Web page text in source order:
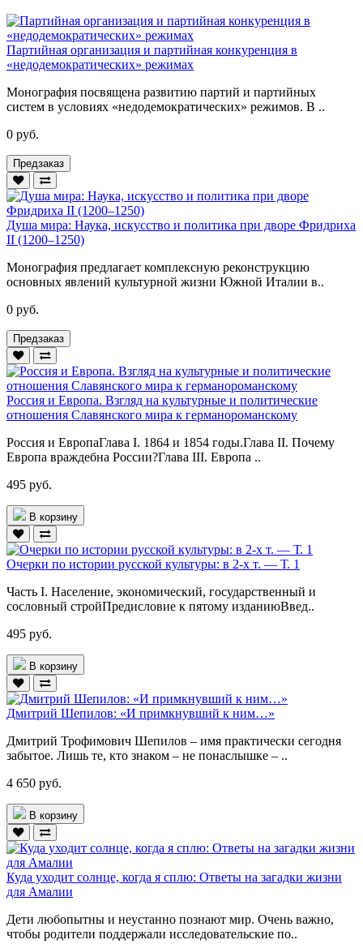
Партийная организация и партийная конкуренция в
«недодемократических» режимах
Монография посвящена развитию партий и партийных
систем в условиях «недодемократических» режимов. В ..
0 руб.
Предзаказ
Душа мира: Наука, искусство и политика при дворе Фридриха
II (1200–1250)
Монография предлагает комплексную реконструкцию
основных явлений культурной жизни Южной Италии в..
0 руб.
Предзаказ
Россия и Европа. Взгляд на культурные и политические
отношения Славянского мира к германороманскому
Россия и ЕвропаГлава I. 1864 и 1854 годы.Глава II. Почему
Европа враждебна России?Глава III. Европа ..
495 руб.
В корзину
Очерки по истории русской культуры: в 2-х т. — Т. 1
Часть I. Население, экономический, государственный и
сословный стройПредисловие к пятому изданиюВвед..
495 руб.
В корзину
Дмитрий Шепилов: «И примкнувший к ним…»
Дмитрий Трофимович Шепилов – имя практически сегодня
забытое. Лишь те, кто знаком – не понаслышке – ..
4 650 руб.
В корзину
Куда уходит солнце, когда я сплю: Ответы на загадки жизни
для Амалии
Дети любопытны и неустанно познают мир. Очень важно,
чтобы родители поддержали исследовательские по..